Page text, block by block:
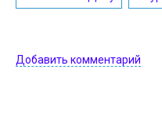
Добавить комментарий